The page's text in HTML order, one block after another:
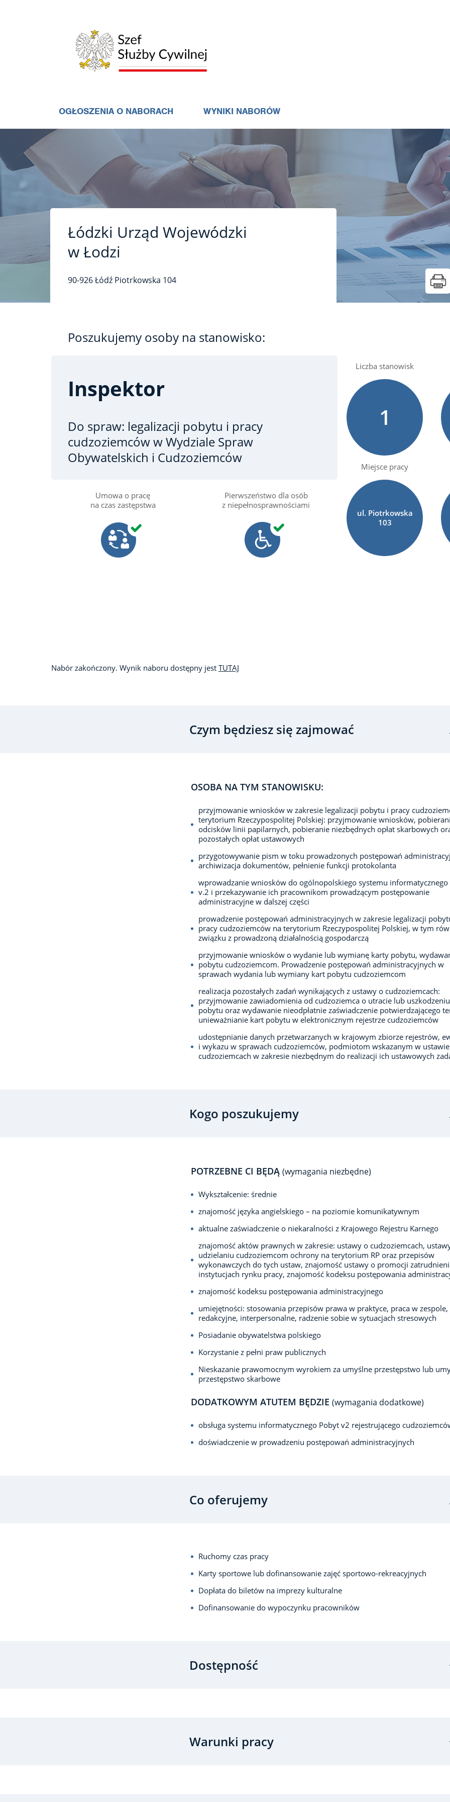
OGŁOSZENIA O NABORACH WYNIKI NABORÓW
Łódzki Urząd Wojewódzki
w Łodzi
90-926Łódź Piotrkowska 104
Poszukujemy osoby na stanowisko:
Inspektor
Do spraw: legalizacji pobytu i pracy
cudzoziemcóww Wydziale Spraw
Obywatelskich i Cudzoziemców
Umowa o pracę
na czas zastępstwa
Pierwszeństwo dla osób
z niepełnosprawnościami
Liczba stanowisk
1
Miejsce pracy
ul. Piotrkowska
103
Nabór zakończony. Wynik naboru dostępny jest TUTAJ
Czym będziesz się zajmować
OSOBA NA TYM STANOWISKU:
przyjmowanie wniosków w zakresie legalizacji pobytu i pracy
terytorium Rzeczypospolitej Polskiej: przyjmowanie wniosków,
odcisków linii papilarnych, pobieranie niezbędnych opłat skarbowych
pozostałych opłat ustawowych
przygotowywanie pism w toku prowadzonych postępowań
archiwizacja dokumentów, pełnienie funkcji protokolanta
wprowadzanie wniosków do ogólnopolskiego systemu informatycznego
v.2 i przekazywanie ich pracownikom prowadzącym postępowanie
administracyjne w dalszej części
prowadzenie postępowań administracyjnych w zakresie legalizacji
pracy cudzoziemców na terytorium Rzeczypospolitej Polskiej, w tym
związku z prowadzoną działalnością gospodarczą
przyjmowanie wniosków o wydanie lub wymianę karty pobytu,
pobytu cudzoziemcom. Prowadzenie postępowań administracyjnych w
sprawach wydania lub wymiany kart pobytu cudzoziemcom
realizacja pozostałych zadań wynikających z ustawy o cudzoziemcach:
przyjmowanie zawiadomienia od cudzoziemca o utracie lub
pobytu oraz wydawanie nieodpłatnie zaświadczenie potwierdzającego
unieważnianie kart pobytu w elektronicznym rejestrze cudzoziemców
udostępnianie danych przetwarzanych w krajowym zbiorze rejestrów,
i wykazu w sprawach cudzoziemców, podmiotom wskazanym w
cudzoziemcach w zakresie niezbędnym do realizacji ich ustawowych
Kogo poszukujemy
POTRZEBNE CI BĘDĄ (wymagania niezbędne)
Wykształcenie: średnie
znajomość języka angielskiego – na poziomie komunikatywnym
aktualne zaświadczenie o niekaralności z Krajowego Rejestru Karnego
znajomość aktów prawnych w zakresie: ustawy o cudzoziemcach,
udzielaniu cudzoziemcom ochrony na terytorium RP oraz przepisów
wykonawczych do tych ustaw, znajomość ustawy o promocji
instytucjach rynku pracy, znajomość kodeksu postępowania
znajomość kodeksu postępowania administracyjnego
umiejętności: stosowania przepisów prawa w praktyce, praca w zespole,
redakcyjne, interpersonalne, radzenie sobie w sytuacjach stresowych
Posiadanie obywatelstwa polskiego
Korzystanie z pełni praw publicznych
Nieskazanie prawomocnym wyrokiem za umyślne przestępstwo lub
przestępstwo skarbowe
DODATKOWYM ATUTEM BĘDZIE (wymagania dodatkowe)
obsługa systemu informatycznego Pobyt v2 rejestrującego
doświadczenie w prowadzeniu postępowań administracyjnych
Co oferujemy
Ruchomy czas pracy
Karty sportowe lub dofinansowanie zajęć sportowo-rekreacyjnych
Dopłata do biletów na imprezy kulturalne
Dofinansowanie do wypoczynku pracowników
Dostępność
Warunki pracy